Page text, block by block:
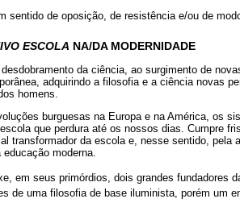
sentido de oposição, de resistência e/ou de
ESCOLA NA/DA MODERNIDADE
da ciência, ao surgimento de
adquirindo a filosofia e a ciência novas
homens.
burguesas na Europa e na América, os
que perdura até os nossos dias. Cumpre
transformador da escola e, nesse sentido, pela
moderna.
em seus primórdios, dois grandes fundadores
de uma filosofia de base iluminista, porém um